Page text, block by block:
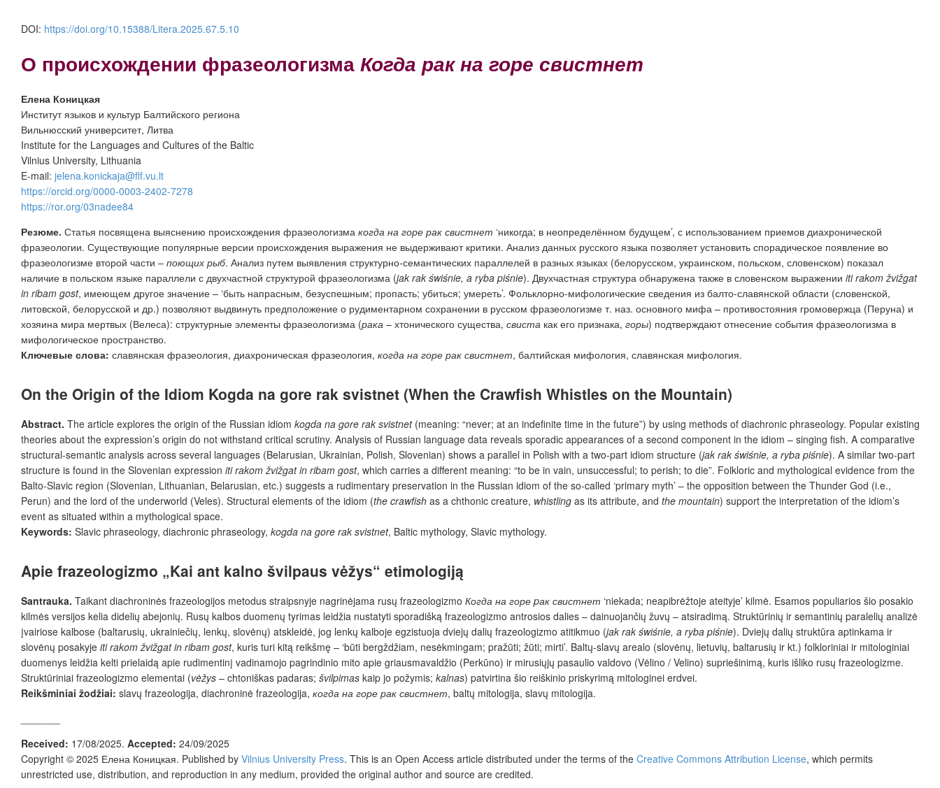
DOI: https://doi.org/10.15388/Litera.2025.67.5.10
О происхождении фразеологизма Когда рак на горе свистнет
Елена Коницкая
Институт языков и культур Балтийского региона
Вильнюсский университет, Литва
Institute for the Languages and Cultures of the Baltic
Vilnius University, Lithuania
E-mail: jelena.konickaja@flf.vu.lt
https://orcid.org/0000-0003-2402-7278
https://ror.org/03nadee84
Резюме. Статья посвящена выяснению происхождения фразеологизма когда на горе рак свистнет ‘никогда; в неопределённом будущем’, с использованием приемов диахронической
фразеологии. Существующие популярные версии происхождения выражения не выдерживают критики. Анализ данных русского языка позволяет установить спорадическое появление во
фразеологизме второй части – поющих рыб. Анализ путем выявления структурно-семантических параллелей в разных языках (белорусском, украинском, польском, словенском) показал
наличие в польском языке параллели с двухчастной структурой фразеологизма (jak rak świśnie, a ryba piśnie). Двухчастная структура обнаружена также в словенском выражении itirakom žvižgat
in ribam gost, имеющем другое значение – ‘быть напрасным, безуспешным; пропасть; убиться; умереть’. Фольклорно-мифологические сведения из балто-славянской области (словенской,
литовской, белорусской и др.) позволяют выдвинуть предположение о рудиментарном сохранении в русском фразеологизме т. наз. основного мифа – противостояния громовержца (Перуна) и
хозяина мира мертвых (Велеса): структурные элементы фразеологизма (рака – хтонического существа, свиста как его признака, горы) подтверждают отнесение события фразеологизма в
мифологическое пространство.
Ключевые слова: славянская фразеология, диахроническая фразеология, когда на горе рак свистнет, балтийская мифология, славянская мифология.
On the Origin of the Idiom Kogda na gore rak svistnet (When the Crawfish Whistles on the Mountain)
Abstract. The article explores the origin of the Russian idiom kogda na gore rak svistnet(meaning: “never; at an indefinite time in the future”) by using methods of diachronic phraseology. Popular existing
theories about the expression’s origin do not withstand critical scrutiny. Analysis of Russian language data reveals sporadic appearances of a second component in the idiom – singing fish. A comparative
structural-semantic analysis across several languages (Belarusian, Ukrainian, Polish, Slovenian) shows a parallel in Polish with a two-part idiom structure (jak rak świśnie, a ryba piśnie). A similar two-part
structure is found in the Slovenian expression iti rakom žvižgat in ribam gost, which carries a different meaning: “to be in vain, unsuccessful; to perish; to die”. Folkloric and mythological evidence from the
Balto-Slavic region (Slovenian, Lithuanian, Belarusian, etc.) suggests a rudimentary preservation in the Russian idiom of the so-called ‘primary myth’ – the opposition between the Thunder God (i.e.,
Perun) and the lord of the underworld (Veles). Structural elements of the idiom (the crawfish as a chthonic creature, whistling as its attribute, and the mountain) support the interpretation of the idiom’s
event as situated within a mythological space.
Keywords: Slavic phraseology, diachronic phraseology, kogda na gore rak svistnet, Baltic mythology, Slavic mythology.
Apie frazeologizmo „Kai ant kalno švilpaus vėžys“ etimologiją
Santrauka. Taikant diachroninės frazeologijos metodus straipsnyje nagrinėjama rusų frazeologizmo Когда на горе pак свистнет ‘niekada; neapibrėžtoje ateityje’ kilmė. Esamos populiarios šio posakio
kilmės versijos kelia didelių abejonių. Rusų kalbos duomenų tyrimas leidžia nustatyti sporadišką frazeologizmo antrosios dalies – dainuojančių žuvų – atsiradimą. Struktūrinių ir semantinių paralelių analizė
įvairiose kalbose (baltarusių, ukrainiečių, lenkų, slovėnų) atskleidė, jog lenkų kalboje egzistuoja dviejų dalių frazeologizmo atitikmuo (jak rak świśnie, a ryba piśnie). Dviejų dalių struktūra aptinkama ir
slovėnų posakyje iti rakom žvižgat in ribam gost, kuris turi kitą reikšmę – ‘būti bergždžiam, nesėkmingam; pražūti; žūti; mirti’. Baltų-slavų arealo (slovėnų, lietuvių, baltarusių ir kt.) folkloriniai ir mitologiniai
duomenys leidžia kelti prielaidą apie rudimentinį vadinamojo pagrindinio mito apie griausmavaldžio (Perkūno) ir mirusiųjų pasaulio valdovo (Vėlino / Velino) supriešinimą, kuris išliko rusų frazeologizme.
Struktūriniai frazeologizmo elementai (vėžys – chtoniškas padaras; švilpimas kaip jo požymis; kalnas) patvirtina šio reiškinio priskyrimą mitologinei erdvei.
Reikšminiai žodžiai: slavų frazeologija, diachroninė frazeologija, когда на горе рак свистнет, baltų mitologija, slavų mitologija.
Received: 17/08/2025. Accepted: 24/09/2025
Copyright © 2025 Елена Коницкая. Published by Vilnius University Press. This is an Open Access article distributed under the terms of the Creative Commons Attribution License, which permits
unrestricted use, distribution, and reproduction in any medium, provided the original author and source are credited.